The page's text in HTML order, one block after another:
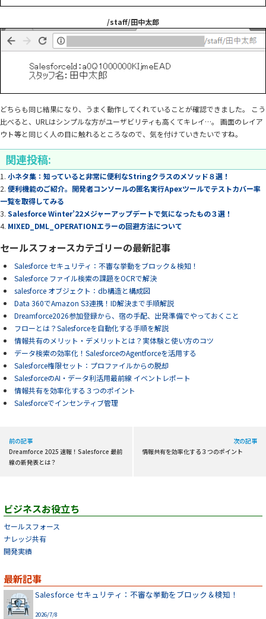
/staff/田中太郎
どちらも同じ結果になり、うまく動作してくれていることが確認できました。 こう
比べると、URLはシンプルな方がユーザビリティも高くてキレイ…。 画面のレイア
ウト等と同じく人の目に触れるところなので、気を付けていきたいですね。
関連投稿:
小ネタ集：知っていると非常に便利なStringクラスのメソッド８選！
便利機能のご紹介。開発者コンソールの匿名実行Apexツールでテストカバー率
一覧を取得してみる
Salesforce Winter’22メジャーアップデートで気になったもの３選！
MIXED_DML_OPERATIONエラーの回避方法について
セールスフォースカテゴリーの最新記事
Salesforce セキュリティ：不審な挙動をブロック＆検知！
Salesforce ファイル検索の課題をOCRで解決
salesforce オブジェクト：db構造と構成図
Data 360でAmazon S3連携！ID解決まで手順解説
Dreamforce2026参加登録から、宿の手配、出発準備でやっておくこと
フローとは？Salesforceを自動化する手順を解説
情報共有のメリット・デメリットとは？実体験と使い方のコツ
データ検索の効率化！SalesforceのAgentforceを活用する
Salesforce権限セット：プロファイルからの脱却
SalesforceのAI・データ利活用最前線 イベントレポート
情報共有を効率化する３つのポイント
Salesforceでインセンティブ管理
前の記事
Dreamforce 2025 速報！Salesforce 最前
線の新発表とは？
次の記事
情報共有を効率化する３つのポイント
ビジネスお役立ち
セールスフォース
ナレッジ共有
開発実績
最新記事
Salesforce セキュリティ：不審な挙動をブロック＆検知！
2026/7/8